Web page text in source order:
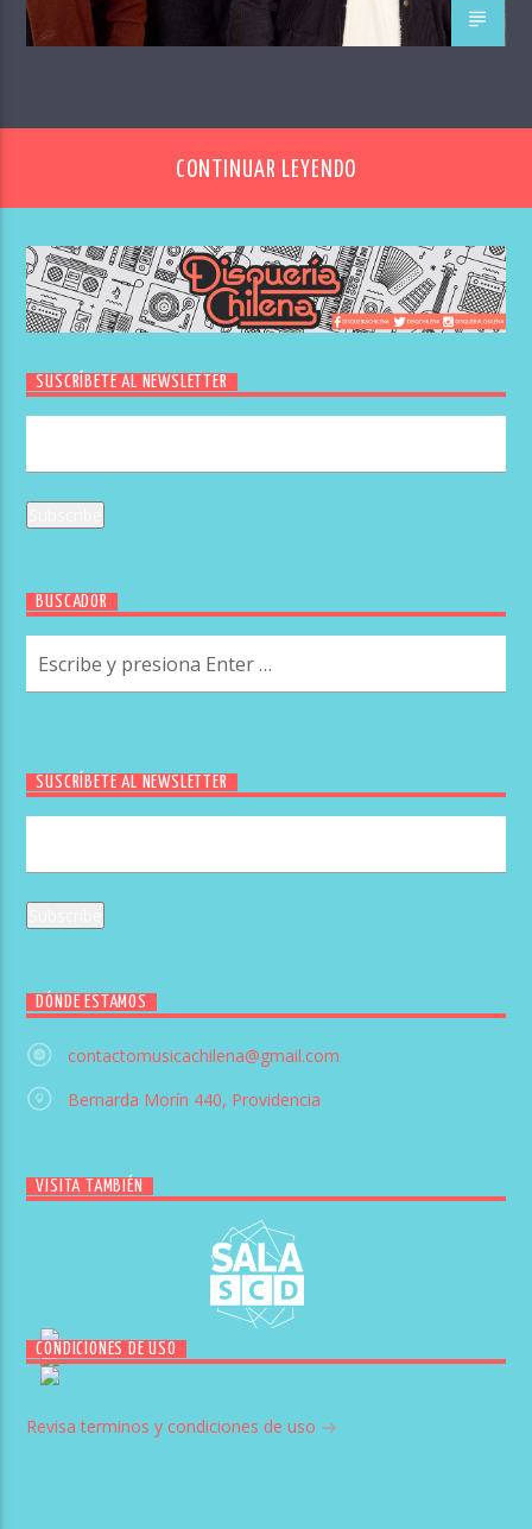
CONTINUAR LEYENDO
SUSCRÍBETE AL NEWSLETTER
BUSCADOR
SUSCRÍBETE AL NEWSLETTER
DÓNDE ESTAMOS
contactomusicachilena@gmail.com
Bernarda Morín 440, Providencia
VISITA TAMBIÉN
CONDICIONES DE USO
Revisa terminos y condiciones de uso